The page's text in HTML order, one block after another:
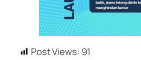
Post Views: 91